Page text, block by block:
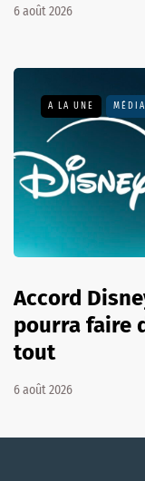
6 août 2026
A LA UNE
Accord
pourra faire
tout
6 août 2026